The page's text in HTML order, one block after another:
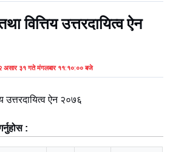
वित्तिय उत्तरदायित्व ऐन
असार ३१ गते मंगलबार ११:१०:०० बजे
उत्तरदायित्व ऐन २०७६
: